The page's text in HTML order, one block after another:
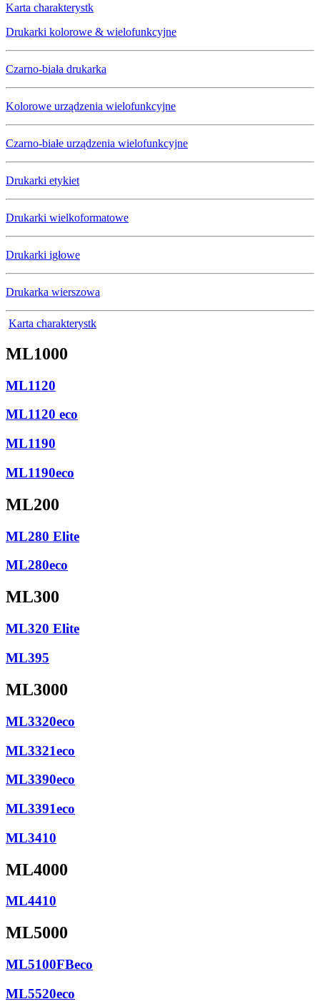
Karta charakterystk
Drukarki kolorowe & wielofunkcyjne
Czarno-biała drukarka
Kolorowe urządzenia wielofunkcyjne
Czarno-białe urządzenia wielofunkcyjne
Drukarki etykiet
Drukarki wielkoformatowe
Drukarki igłowe
Drukarka wierszowa
Karta charakterystk
ML1000
ML1120
ML1120 eco
ML1190
ML1190eco
ML200
ML280 Elite
ML280eco
ML300
ML320 Elite
ML395
ML3000
ML3320eco
ML3321eco
ML3390eco
ML3391eco
ML3410
ML4000
ML4410
ML5000
ML5100FBeco
ML5520eco